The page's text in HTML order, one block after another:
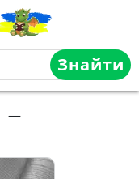
Знайти
—